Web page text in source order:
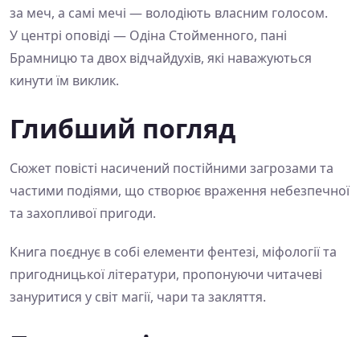
за меч, а самі мечі — володіють власним голосом.
У центрі оповіді — Одіна Стойменного, пані
Брамницю та двох відчайдухів, які наважуються
кинути їм виклик.
Глибший погляд
Сюжет повісті насичений постійними загрозами та
частими подіями, що створює враження небезпечної
та захопливої пригоди.
Книга поєднує в собі елементи фентезі, міфології та
пригодницької літератури, пропонуючи читачеві
зануритися у світ магії, чари та закляття.